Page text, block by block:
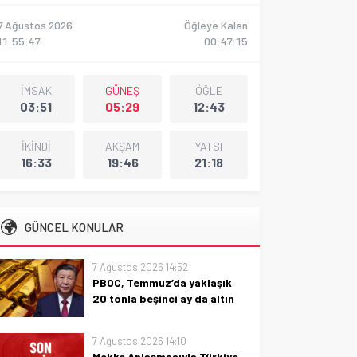
Ağustos 2026
Öğleye Kalan
00:47:14
İMSAK
03:51
GÜNEŞ
05:29
ÖĞLE
12:43
İKİNDİ
16:33
AKŞAM
19:46
YATSI
21:18
GÜNCEL KONULAR
7 Ağustos 2026 14:52
PBOC, Temmuz’da yaklaşık
20 tonla beşinci ay da altın
PBOC, Temmuz’da yaklaşık 20
tonla beşinci ayda da altın
7 Ağustos 2026 14:10